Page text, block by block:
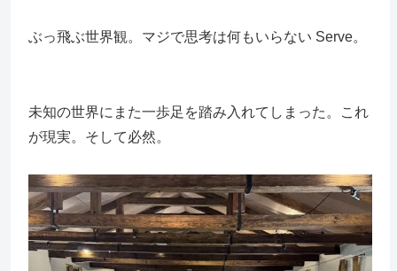
ぶっ飛ぶ世界観。マジで思考は何もいらない Serve。
未知の世界にまた一歩足を踏み入れてしまった。これ
が現実。そして必然。